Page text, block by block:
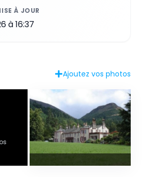
À JOUR
à 16:37
Ajoutez vos photos